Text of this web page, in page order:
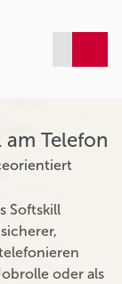
Telefon
Softskill
oder als